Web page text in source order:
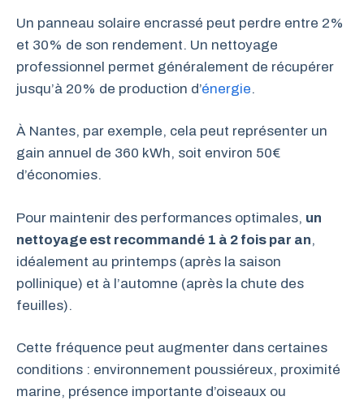
Un panneau solaire encrassé peut perdre entre 2%
et 30% de son rendement. Un nettoyage
professionnel permet généralement de récupérer
jusqu’à 20% de production d’énergie.
À Nantes, par exemple, cela peut représenter un
gain annuel de 360 kWh, soit environ 50€
d’économies.
Pour maintenir des performances optimales, un
nettoyage est recommandé 1 à 2 fois par an,
idéalement au printemps (après la saison
pollinique) et à l’automne (après la chute des
feuilles).
Cette fréquence peut augmenter dans certaines
conditions : environnement poussiéreux, proximité
marine, présence importante d’oiseaux ou